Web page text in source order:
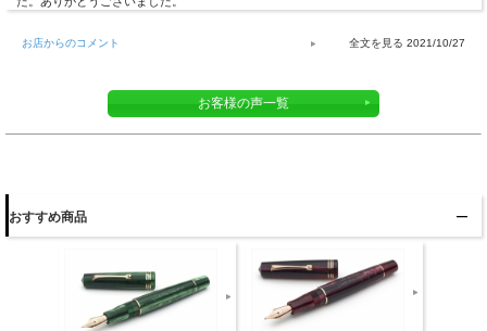
お店からのコメント 2021/10/27
お客様の声一覧
おすすめ商品